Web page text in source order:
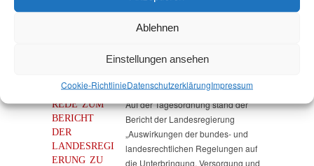
Ablehnen
Einstellungen ansehen
Cookie-RichtlinieDatenschutz­erklärungImpressum
REDE ZUM
BERICHT
DER
LANDESREGI
ERUNG ZU
Flucht & Migration
Auf der Tagesordnung stand der
Bericht der Landesregierung
„Auswirkungen der bundes- und
landesrechtlichen Regelungen auf
die Unterbringung, Versorgung und